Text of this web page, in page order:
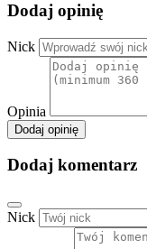
Dodaj opinię
Nick
Opinia
Dodaj opinię
Dodaj komentarz
Nick